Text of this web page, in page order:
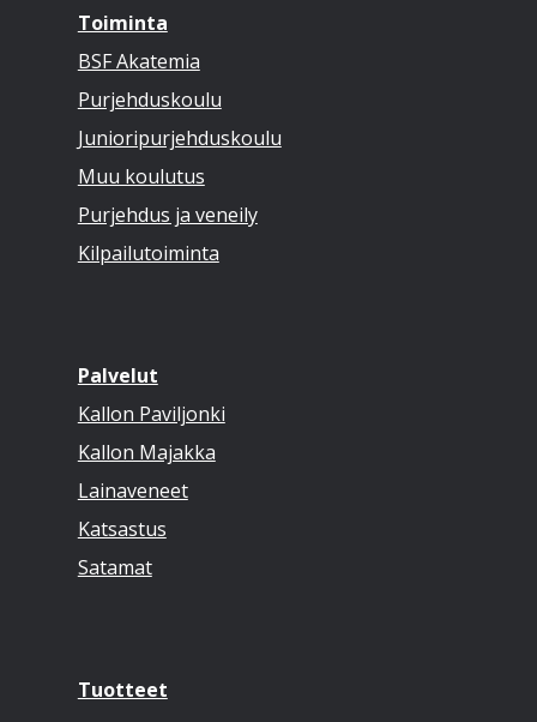
Toiminta
BSF Akatemia
Purjehduskoulu
Junioripurjehduskoulu
Muu koulutus
Purjehdus ja veneily
Kilpailutoiminta
Palvelut
Kallon Paviljonki
Kallon Majakka
Lainaveneet
Katsastus
Satamat
Tuotteet